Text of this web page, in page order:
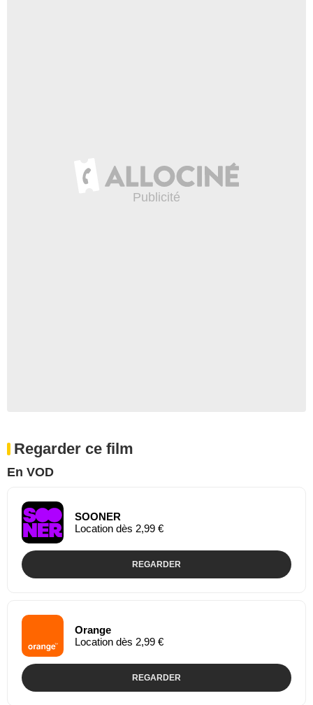
Regarder ce film
En VOD
SOONER
Location dès 2,99 €
REGARDER
Orange
Location dès 2,99 €
REGARDER